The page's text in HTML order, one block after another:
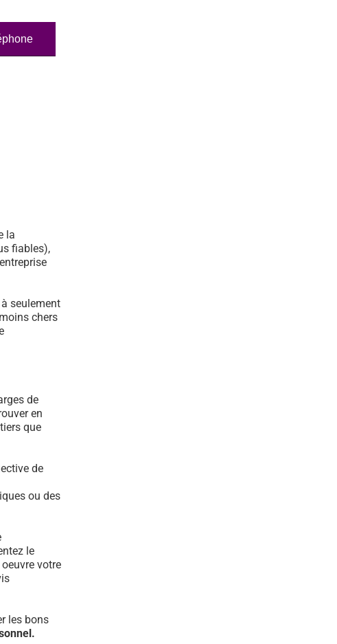
la
fiables),
seulement
chers
de
en
que
de
ou des
le
votre
les bons